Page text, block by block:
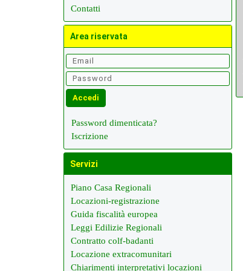
Contatti
Area riservata
Password dimenticata?
Iscrizione
Servizi
Piano Casa Regionali
Locazioni-registrazione
Guida fiscalità europea
Leggi Edilizie Regionali
Contratto colf-badanti
Locazione extracomunitari
Chiarimenti interpretativi locazioni